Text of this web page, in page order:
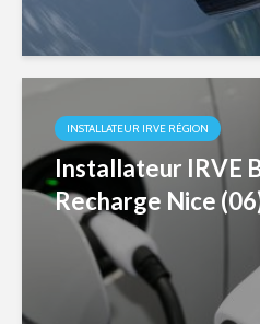
INSTALLATEUR IRVE RÉGION
Installateur IRVE
Recharge Nice